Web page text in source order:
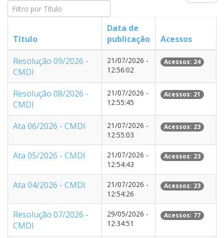
Título
Data de
publicação
Acessos
Resolução 09/2026 -
CMDI
21/07/2026 -
12:56:02
Acessos: 24
Resolução 08/2026 -
CMDI
21/07/2026 -
12:55:45
Acessos: 21
Ata 06/2026 - CMDI
21/07/2026 -
12:55:03
Acessos: 23
Ata 05/2026 - CMDI
21/07/2026 -
12:54:43
Acessos: 23
Ata 04/2026 - CMDI
21/07/2026 -
12:54:26
Acessos: 23
Resolução 07/2026 -
CMDI
29/05/2026 -
12:34:51
Acessos: 77